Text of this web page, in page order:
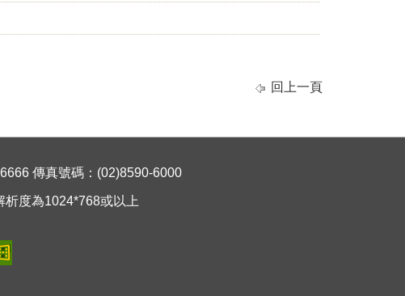
回上一頁
傳真號碼：(02)8590-6000
析度為1024*768或以上